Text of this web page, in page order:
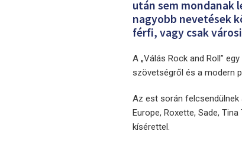
után sem mondanak
nagyobb nevetések
férfi, vagy csak
A „Válás Rock and Roll”
szövetségről és a modern
Az est során felcsendülnek
Europe, Roxette, Sade,
kísérettel.